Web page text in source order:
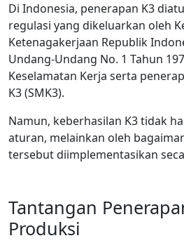
Di Indonesia, penerapan K3
regulasi yang dikeluarkan oleh
Ketenagakerjaan Republik
Undang-Undang No. 1 Tahun
Keselamatan Kerja serta
K3 (SMK3).
Namun, keberhasilan K3 tidak
aturan, melainkan oleh
tersebut diimplementasikan
Tantangan
Produksi